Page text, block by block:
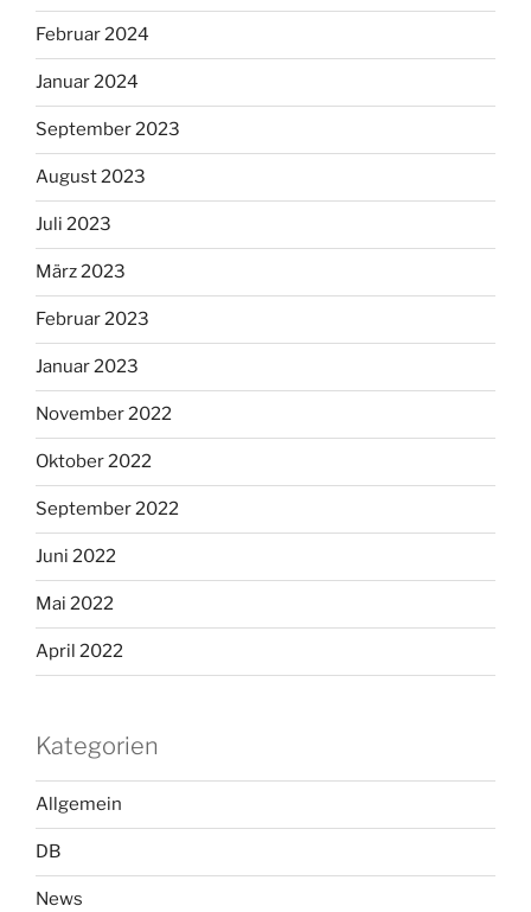
Februar 2024
Januar 2024
September 2023
August 2023
Juli 2023
März 2023
Februar 2023
Januar 2023
November 2022
Oktober 2022
September 2022
Juni 2022
Mai 2022
April 2022
Kategorien
Allgemein
DB
News